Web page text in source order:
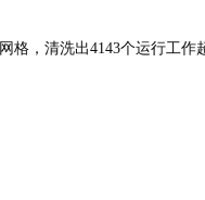
格，清洗出4143个运行工